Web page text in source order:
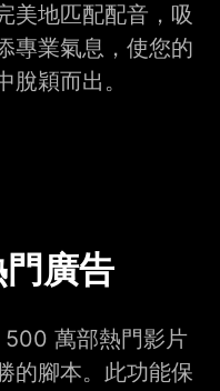
美地匹配配音，吸
專業氣息，使您的
脫穎而出。
廣告
萬部熱門影片
的腳本。此功能保